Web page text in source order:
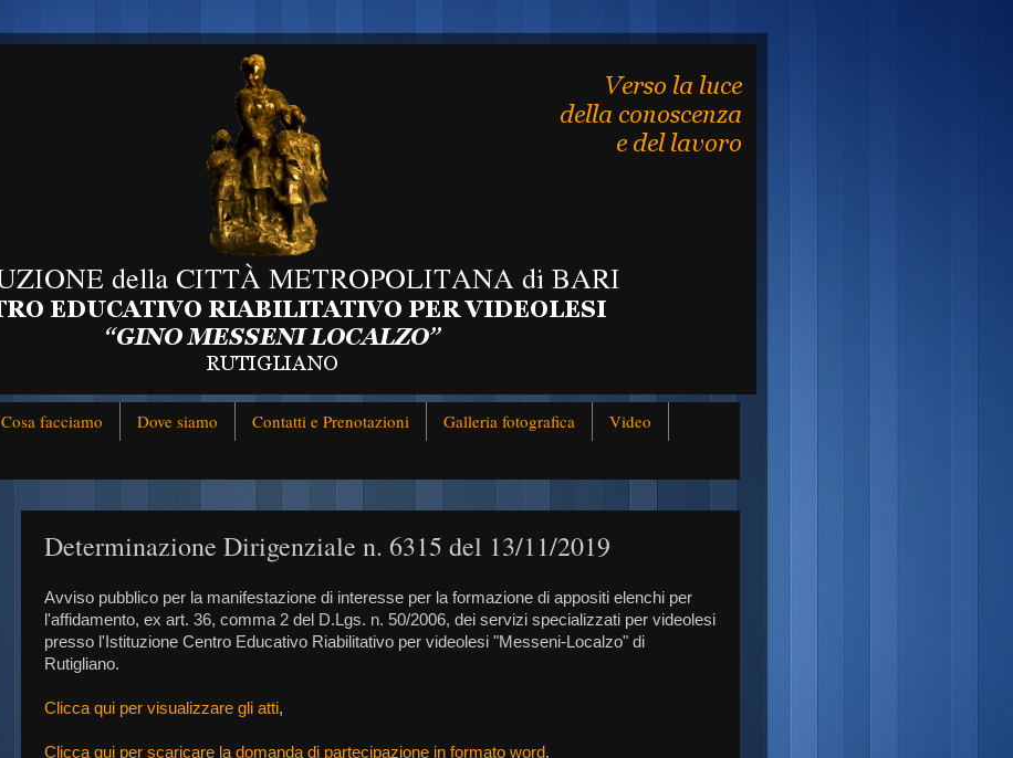
Cosa facciamo Dove siamo Contatti e Prenotazioni Galleria fotografica
Video
Determinazione Dirigenziale n. 6315 del 13/11/2019
Avviso pubblico per la manifestazione di interesse per la formazione di appositi elenchi per
l'affidamento, ex art. 36, comma 2 del D.Lgs. n. 50/2006, dei servizi specializzati per videolesi
presso l'Istituzione Centro Educativo Riabilitativo per videolesi "Messeni-Localzo" di
Rutigliano.
Clicca qui per visualizzare gli atti,
Clicca qui per scaricare la domanda di partecipazione in formato word.